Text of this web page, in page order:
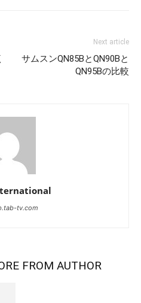
Next article
サムスンQN85BとQN90Bと
QN95Bの比較
tv.com
FROM AUTHOR